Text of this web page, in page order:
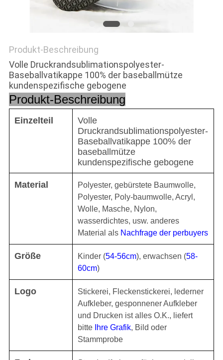
Produkt-Beschreibung
Volle Druckrandsublimationspolyester-
Baseballvatikappe 100% der baseballmütze
kundenspezifische gebogene
Produkt-Beschreibung
Einzelteil
Volle
Druckrandsublimationspolyester-
Baseballvatikappe 100% der
baseballmütze
kundenspezifische gebogene
Material
Polyester, gebürstete Baumwolle,
Polyester, Poly-baumwolle, Acryl,
Wolle, Masche, Nylon,
wasserdichtes, usw. anderes
Material als Nachfrage der perbuyers
Größe Kinder (54-56cm), erwachsen (58-
60cm)
Logo
Stickerei, Fleckenstickerei, lederner
Aufkleber, gesponnener Aufkleber
und Drucken ist alles O.K., liefert
bitteIhre Grafik, Bild oder
Stammprobe